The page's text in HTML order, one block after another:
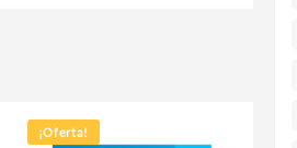
¡Oferta!